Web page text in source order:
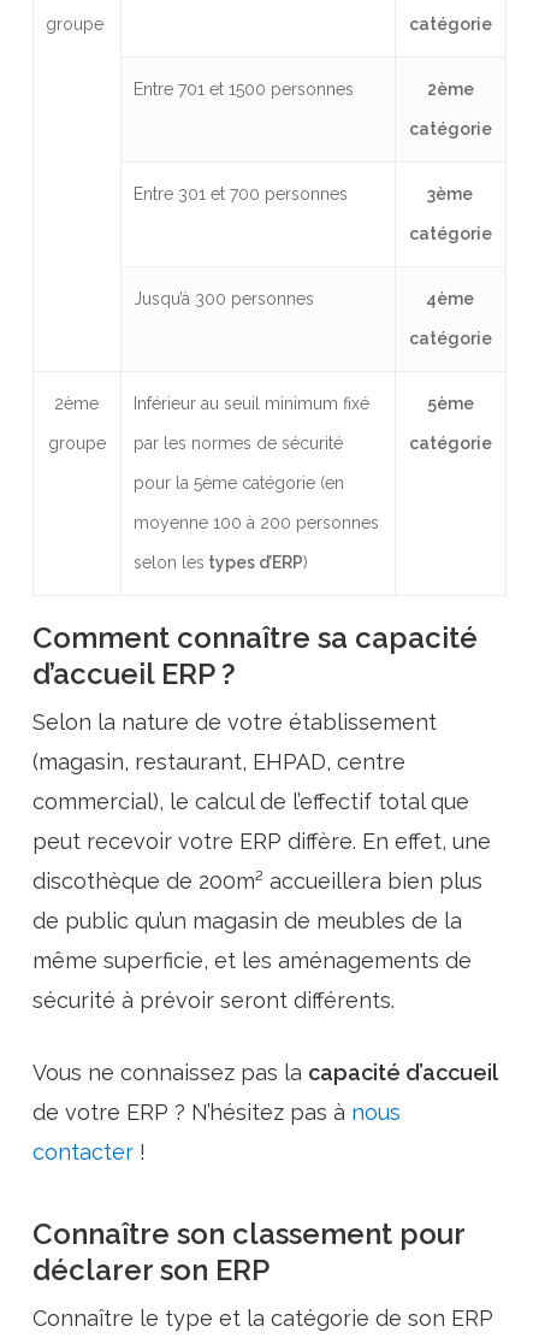
groupe catégorie
Entre 701 et 1500 personnes 2ème
catégorie
Entre 301 et 700 personnes 3ème
catégorie
Jusqu’à 300 personnes 4ème
catégorie
2ème
groupe
Inférieur au seuil minimum fixé
par les normes de sécurité
pour la 5ème catégorie (en
moyenne 100 à 200 personnes
selon les types d’ERP)
5ème
catégorie
Comment connaître sa capacité
d’accueil ERP ?
Selon la nature de votre établissement
(magasin, restaurant, EHPAD, centre
commercial), le calcul de l’effectif total que
peut recevoir votre ERP diffère. En effet, une
discothèque de 200m² accueillera bien plus
de public qu’un magasin de meubles de la
même superficie, et les aménagements de
sécurité à prévoir seront différents.
Vous ne connaissez pas la capacité d’accueil
de votre ERP ? N’hésitez pas à nous
contacter!
Connaître son classement pour
déclarer son ERP
Connaître le type et la catégorie de son ERP